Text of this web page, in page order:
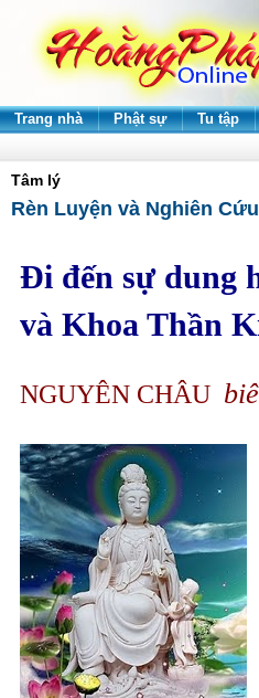
Trang nhà Phật sự Tu tập
Tâm lý
Rèn Luyện và Nghiên
Ði đến sự dung
và Khoa Thần
NGUYÊN CHÂU